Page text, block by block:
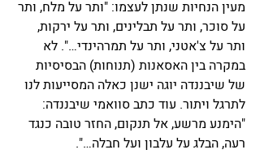
מעין הנחיות שנתן לעצמו: "ותר על מלח, ותר
על סוכר, ותר על תבלינים, ותר על ירקות,
ותר על צ'אטני, ותר על תמרהינדי…". לא
במקרה בין האסאנות (תנוחות) הבסיסיות
של שיבננדה יוגה ישנן כאלה המסייעות לנו
לתרגל ויתור. עוד כתב סוואמי שיבננדה:
"הימנע מרשע, אל תנקום, החזר טובה כנגד
רעה, הבלג על עלבון ועל חבלה…".